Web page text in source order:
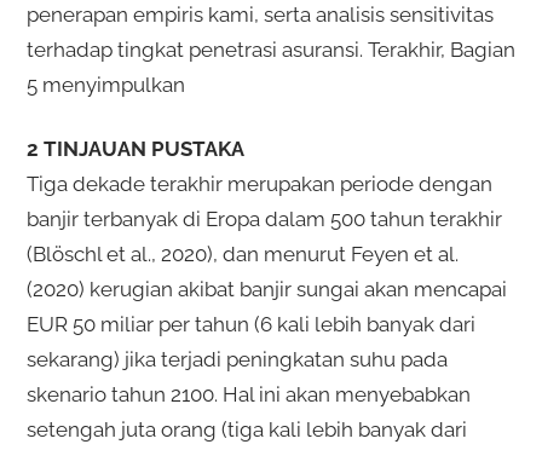
penerapan empiris kami, serta analisis sensitivitas
terhadap tingkat penetrasi asuransi. Terakhir, Bagian
5 menyimpulkan
2 TINJAUAN PUSTAKA
Tiga dekade terakhir merupakan periode dengan
banjir terbanyak di Eropa dalam 500 tahun terakhir
(Blöschl et al., 2020), dan menurut Feyen et al.
(2020) kerugian akibat banjir sungai akan mencapai
EUR 50 miliar per tahun (6 kali lebih banyak dari
sekarang) jika terjadi peningkatan suhu pada
skenario tahun 2100. Hal ini akan menyebabkan
setengah juta orang (tiga kali lebih banyak dari